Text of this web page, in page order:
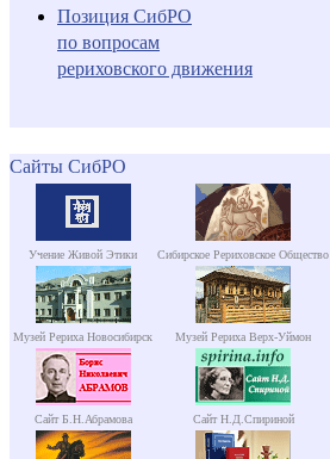
Позиция СибРО
по вопросам
рериховского движения
Сайты СибРО
Учение Живой Этики Сибирское Рериховское Общество
Музей Рериха Новосибирск Музей Рериха Верх-Уймон
Сайт Б.Н.Абрамова Сайт Н.Д.Спириной